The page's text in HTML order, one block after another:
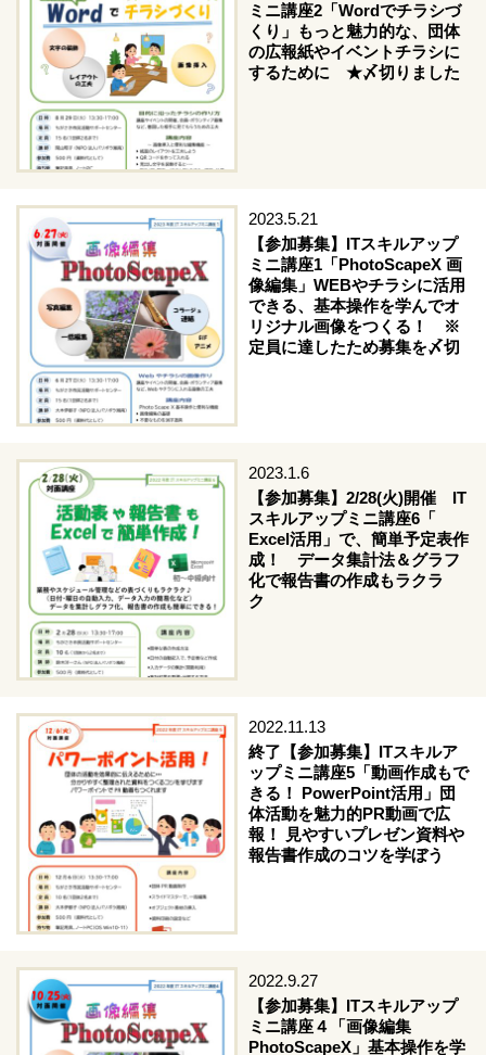
ミニ講座2「Wordでチラシづ
くり」もっと魅力的な、団体
の広報紙やイベントチラシに
するために ★〆切りました
2023.5.21
【参加募集】ITスキルアップ
ミニ講座1「PhotoScapeX 画
像編集」WEBやチラシに活用
できる、基本操作を学んでオ
リジナル画像をつくる！ ※
定員に達したため募集を〆切
2023.1.6
【参加募集】2/28(火)開催 IT
スキルアップミニ講座6「
Excel活用」で、簡単予定表作
成！ データ集計法＆グラフ
化で報告書の作成もラクラ
ク
2022.11.13
終了【参加募集】ITスキルア
ップミニ講座5「動画作成もで
きる！ PowerPoint活用」団
体活動を魅力的PR動画で広
報！ 見やすいプレゼン資料や
報告書作成のコツを学ぼう
2022.9.27
【参加募集】ITスキルアップ
ミニ講座４「画像編集
PhotoScapeX」基本操作を学